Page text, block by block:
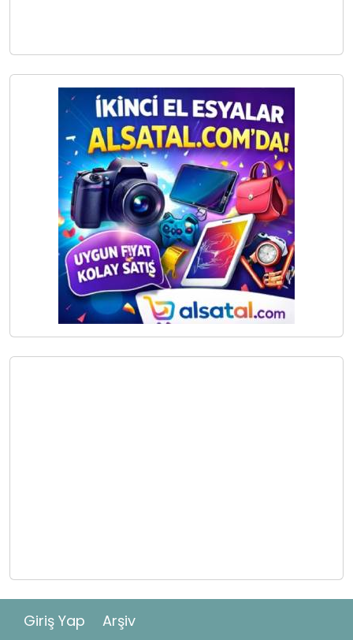
Giriş Yap Arşiv